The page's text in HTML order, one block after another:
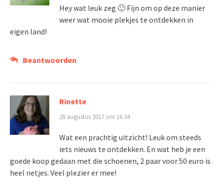
Hey wat leuk zeg 🙂 Fijn om op deze manier
weer wat mooie plekjes te ontdekken in
eigen land!
Beantwoorden
Rinette
28 augustus 2017 om 16:34
Wat een prachtig uitzicht! Leuk om steeds
iets nieuws te ontdekken. En wat heb je een
goede koop gedaan met die schoenen, 2 paar voor 50 euro is
heel netjes. Veel plezier er mee!